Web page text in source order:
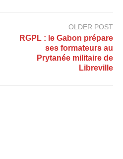
OLDER POST
RGPL : le Gabon prépare
ses formateurs au
Prytanée militaire de
Libreville